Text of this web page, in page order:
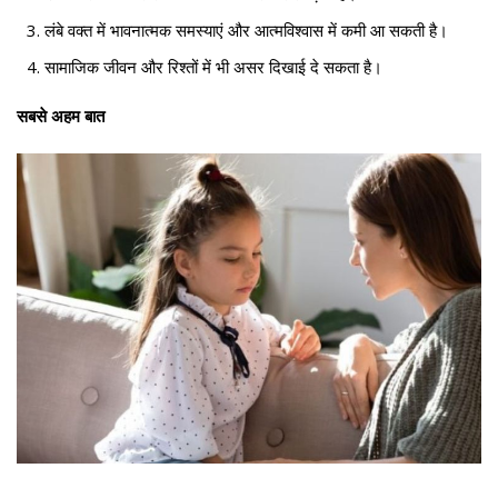
लंबे वक्त में भावनात्मक समस्याएं और आत्मविश्वास में कमी आ सकती है।
सामाजिक जीवन और रिश्तों में भी असर दिखाई दे सकता है।
सबसे अहम बात